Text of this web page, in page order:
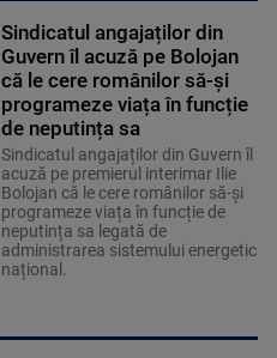
Sindicatul angajaților din
Guvern îl acuză pe Bolojan
că le cere românilor să-și
programeze viața în funcție
de neputința sa
Sindicatul angajaților din Guvern îl
acuză pe premierul interimar Ilie
Bolojan că le cere românilor să-și
programeze viața în funcție de
neputința sa legată de
administrarea sistemului energetic
național.